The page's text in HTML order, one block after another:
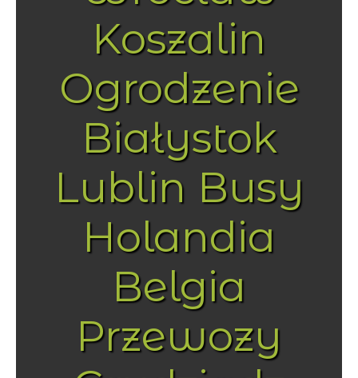
Koszalin
Ogrodzenie
Białystok
Lublin Busy
Holandia
Belgia
Przewozy